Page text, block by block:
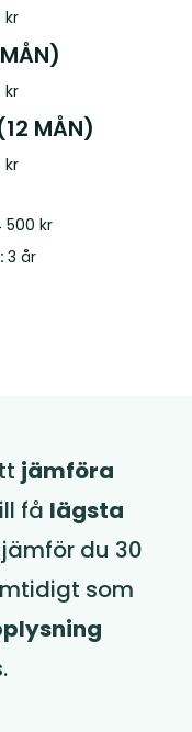
kr
kr
MÅN)
kr
500 kr
3 år
jämföra
få lägsta
jämför du 30
som